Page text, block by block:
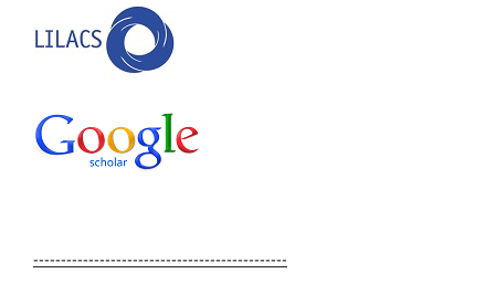
----------------------------------------------